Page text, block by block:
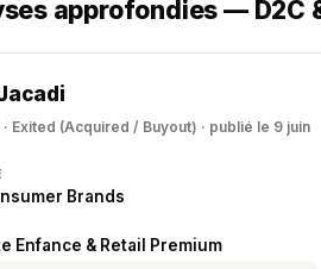
approfondies — D2C
· Exited (Acquired / Buyout) · publié le 9 juin
Brands
Enfance & Retail Premium